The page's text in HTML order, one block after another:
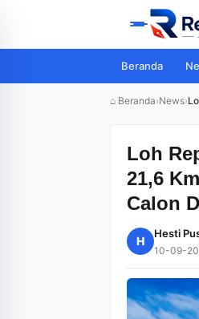
Beranda
⌂ Beranda›News›
Loh
21,6
Calon
H
Hesti
10-09-